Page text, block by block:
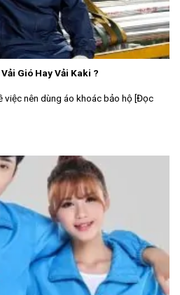
Gió Hay Vải Kaki ?
việc nên dùng áo khoác bảo hộ [Đọc